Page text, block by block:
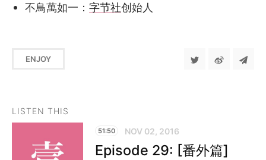
不鳥萬如一： 字节社创始人
ENJOY
LISTEN THIS
51:50 NOV 02, 2016
Episode 29: [番外篇]